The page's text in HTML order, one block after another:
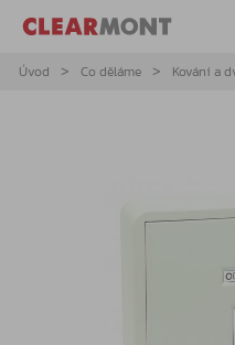
Úvod Co děláme Kování a